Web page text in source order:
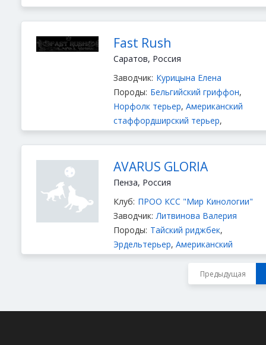
Fast Rush
Саратов, Россия
Заводчик: Курицына Елена
Породы: Бельгийский гриффон,
Норфолк терьер, Американский
стаффордширский терьер,
AVARUS GLORIA
Пенза, Россия
Клуб: ПРОО КСС "Мир Кинологии"
Заводчик: Литвинова Валерия
Породы: Тайский риджбек,
Эрдельтерьер, Американский
Предыдущая